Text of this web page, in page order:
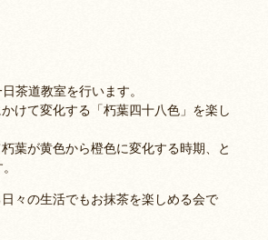
茶道教室を行います。
けて変化する「朽葉四十八色」を楽し
葉が黄色から橙色に変化する時期、と
々の生活でもお抹茶を楽しめる会で